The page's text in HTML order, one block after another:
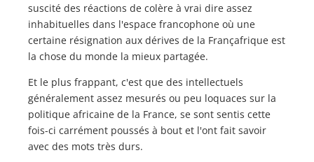
suscité des réactions de colère à vrai dire assez
inhabituelles dans l'espace francophone où une
certaine résignation aux dérives de la Françafrique est
la chose du monde la mieux partagée.
Et le plus frappant, c'est que des intellectuels
généralement assez mesurés ou peu loquaces sur la
politique africaine de la France, se sont sentis cette
fois-ci carrément poussés à bout et l'ont fait savoir
avec des mots très durs.